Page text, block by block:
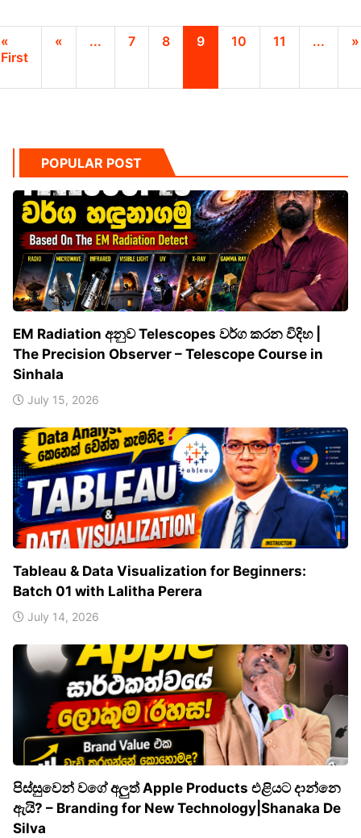
«
First
« ... 7 8 9 10 11 ... »
POPULAR POST
EM Radiation අනුව Telescopes වර්ග කරන විදිහ |
The Precision Observer – Telescope Course in
Sinhala
July 15, 2026
Tableau & Data Visualization for Beginners:
Batch 01 with Lalitha Perera
July 14, 2026
පිස්සුවෙන් වගේ අලුත් Apple Products එළියට දාන්නෙ
ඇයි? – Branding for New Technology|Shanaka De
Silva